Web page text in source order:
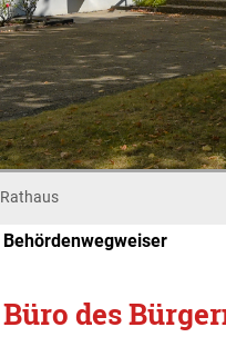
Rathaus
Behördenwegweiser
Büro des